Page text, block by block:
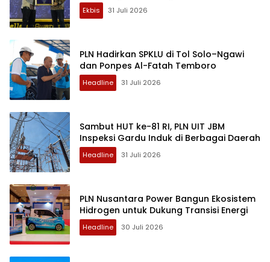
Ekbis 31 Juli 2026
PLN Hadirkan SPKLU di Tol Solo–Ngawi
dan Ponpes Al-Fatah Temboro
Headline 31 Juli 2026
Sambut HUT ke-81 RI, PLN UIT JBM
Inspeksi Gardu Induk di Berbagai Daerah
Headline 31 Juli 2026
PLN Nusantara Power Bangun Ekosistem
Hidrogen untuk Dukung Transisi Energi
Headline 30 Juli 2026